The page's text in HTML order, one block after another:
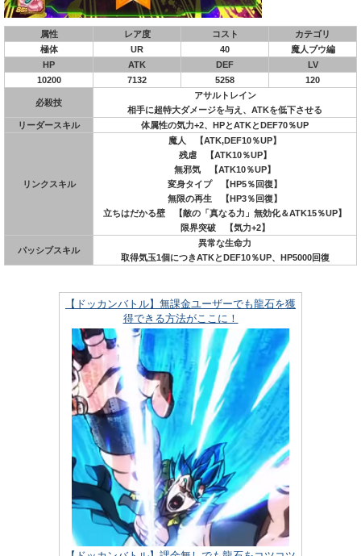
属性 レア度 コスト
カテゴリ
極体
UR 40
魔人ブウ編
HP
ATK DEF
LV
10200
7132 5258 120
必殺技
アサルトレイン
相手に超特大ダメージを与え、ATKを低下させる
リーダースキル
体属性の気力+2、HPとATKとDEF70％UP
リンクスキル
魔人 【ATK,DEF10％UP】
残虐 【ATK10％UP】
無邪気 【ATK10％UP】
変身タイプ 【HP5％回復】
無限の再生 【HP3％回復】
立ちはだかる壁 【敵の「真なる力」無効化＆ATK15％UP】
限界突破 【気力+2】
パッシブスキル
異常な生命力
取得気玉1個につきATKとDEF10％UP、HP5000回復
【ドッカンバトル】無課金ユーザーでも龍石を獲
得できる方法がここに！